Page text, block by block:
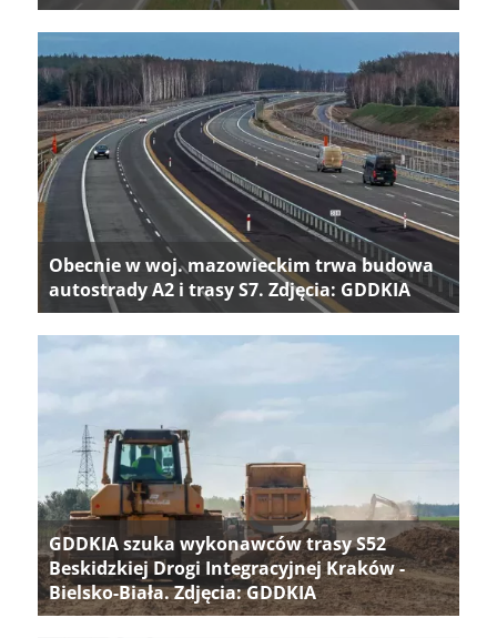
Obecnie w woj. mazowieckim trwa budowa
autostrady A2 i trasy S7. Zdjęcia: GDDKIA
GDDKIA szuka wykonawców trasy S52
Beskidzkiej Drogi Integracyjnej Kraków -
Bielsko-Biała. Zdjęcia: GDDKIA